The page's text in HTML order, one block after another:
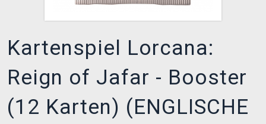
Kartenspiel Lorcana:
Reign of Jafar - Booster
(12 Karten) (ENGLISCHE